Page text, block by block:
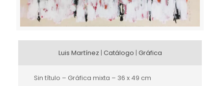
Luis Martínez | Catálogo | Gráfica
Sin título – Gráfica mixta – 36 x 49 cm